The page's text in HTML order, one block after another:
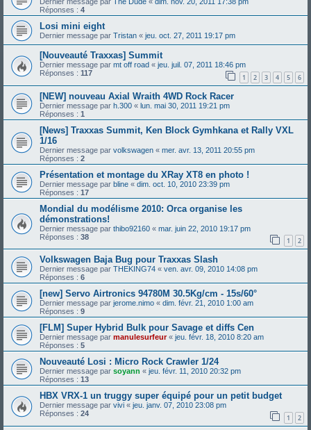
Réponses : 4
Losi mini eight
Dernier message par Tristan « jeu. oct. 27, 2011 19:17 pm
[Nouveauté Traxxas] Summit
Dernier message par mt off road « jeu. juil. 07, 2011 18:46 pm
Réponses : 117 1 2 3 4 5 6
[NEW] nouveau Axial Wraith 4WD Rock Racer
Dernier message par h.300 « lun. mai 30, 2011 19:21 pm
Réponses : 1
[News] Traxxas Summit, Ken Block Gymhkana et Rally VXL
1/16
Dernier message par volkswagen « mer. avr. 13, 2011 20:55 pm
Réponses : 2
Présentation et montage du XRay XT8 en photo !
Dernier message par bline « dim. oct. 10, 2010 23:39 pm
Réponses : 17
Mondial du modélisme 2010: Orca organise les
démonstrations!
Dernier message par thibo92160 « mar. juin 22, 2010 19:17 pm
Réponses : 38 1 2
Volkswagen Baja Bug pour Traxxas Slash
Dernier message par THEKING74 « ven. avr. 09, 2010 14:08 pm
Réponses : 6
[new] Servo Airtronics 94780M 30.5Kg/cm - 15s/60°
Dernier message par jerome.nimo « dim. févr. 21, 2010 1:00 am
Réponses : 9
[FLM] Super Hybrid Bulk pour Savage et diffs Cen
Dernier message par manulesurfeur« jeu. févr. 18, 2010 8:20 am
Réponses : 5
Nouveauté Losi : Micro Rock Crawler 1/24
Dernier message par soyann « jeu. févr. 11, 2010 20:32 pm
Réponses : 13
HBX VRX-1 un truggy super équipé pour un petit budget
Dernier message par vivi « jeu. janv. 07, 2010 23:08 pm
Réponses : 24 1 2